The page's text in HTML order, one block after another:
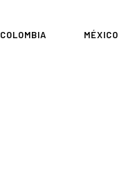
COLOMBIA MÉXICO